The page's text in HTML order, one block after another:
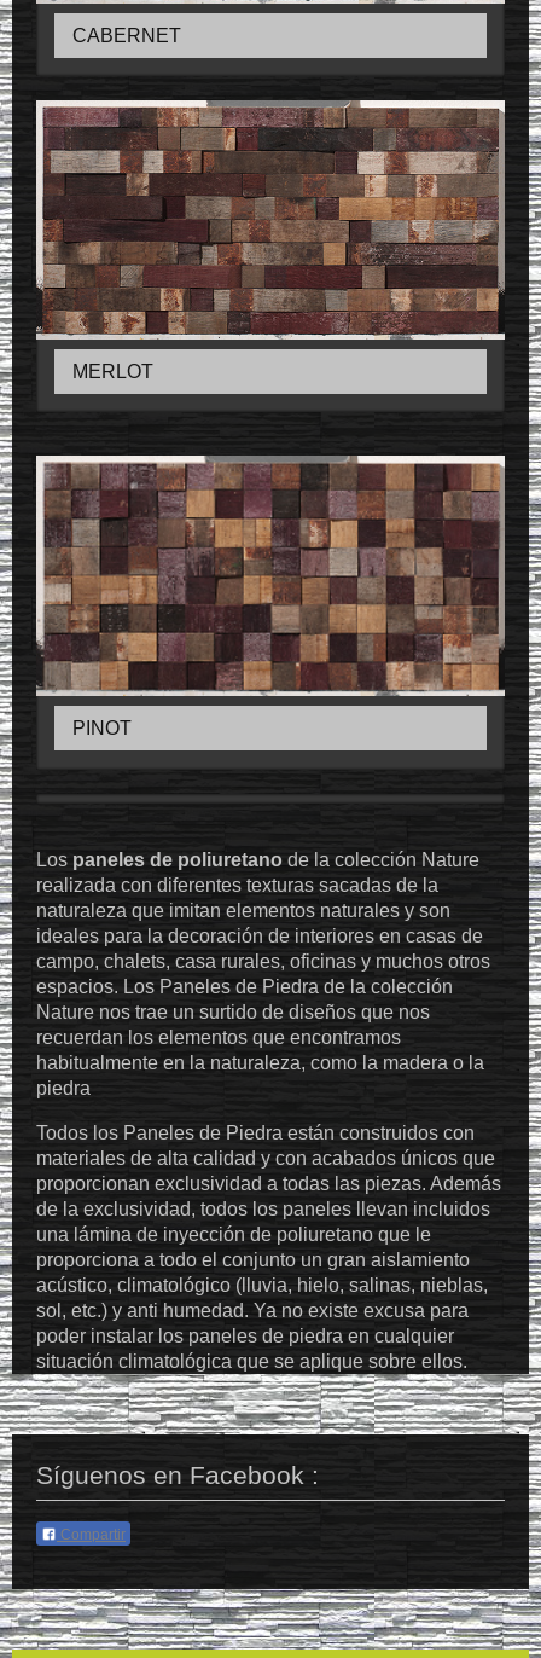
CABERNET
MERLOT
PINOT
Los paneles de poliuretano de la colección Nature
realizada con diferentes texturas sacadas de la
naturaleza que imitan elementos naturales y son
ideales para la decoración de interiores en casas de
campo, chalets, casa rurales, oficinas y muchos otros
espacios. Los Paneles de Piedra de la colección
Nature nos trae un surtido de diseños que nos
recuerdan los elementos que encontramos
habitualmente en la naturaleza, como la madera o la
piedra
Todos los Paneles de Piedra están construidos con
materiales de alta calidad y con acabados únicos que
proporcionan exclusividad a todas las piezas. Además
de la exclusividad, todos los paneles llevan incluidos
una lámina de inyección de poliuretano que le
proporciona a todo el conjunto un gran aislamiento
acústico, climatológico (lluvia, hielo, salinas, nieblas,
sol, etc.) y anti humedad. Ya no existe excusa para
poder instalar los paneles de piedra en cualquier
situación climatológica que se aplique sobre ellos.
Síguenos en Facebook :
Compartir